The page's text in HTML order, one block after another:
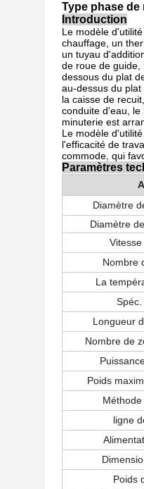
Type phase de
Introduction
Le modèle
chauffage, un
un tuyau
de roue de guide,
dessous du plat
au-dessus du
la caisse de
conduite d'eau, le
minuterie est
Le modèle
l'efficacité de
commode, qui
Paramètres
Diamètre
Diamètre
Nombre
La
Longueur
Nombre de
Poids
ligne
Poids